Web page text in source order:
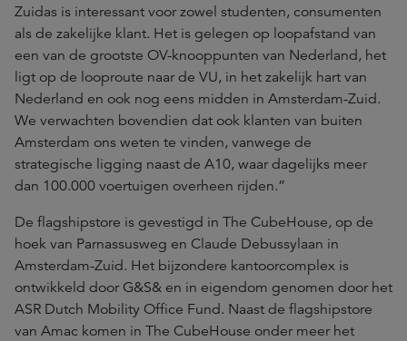
Zuidas is interessant voor zowel studenten, consumenten
als de zakelijke klant. Het is gelegen op loopafstand van
een van de grootste OV-knooppunten van Nederland, het
ligt op de looproute naar de VU, in het zakelijk hart van
Nederland en ook nog eens midden in Amsterdam-Zuid.
We verwachten bovendien dat ook klanten van buiten
Amsterdam ons weten te vinden, vanwege de
strategische ligging naast de A10, waar dagelijks meer
dan 100.000 voertuigen overheen rijden.”
De flagshipstore is gevestigd in The CubeHouse, op de
hoek van Parnassusweg en Claude Debussylaan in
Amsterdam-Zuid. Het bijzondere kantoorcomplex is
ontwikkeld door G&S& en in eigendom genomen door het
ASR Dutch Mobility Office Fund. Naast de flagshipstore
van Amac komen in The CubeHouse onder meer het